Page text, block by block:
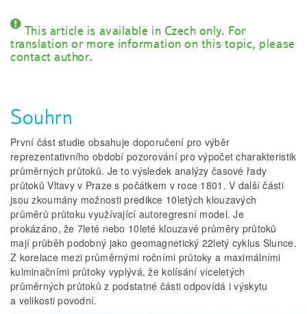
This article is available in Czech only. For
translation or more information on this topic, please
contact author.
Souhrn
První část studie obsahuje doporučení pro výběr
reprezentativního období pozorování pro výpočet charakteristik
průměrných průtoků. Je to výsledek analýzy časové řady
průtoků Vltavy v Praze s počátkem v roce 1801. V další části
jsou zkoumány možnosti predikce 10letých klouzavých
průměrů průtoku využívající autoregresní model. Je
prokázáno, že 7leté nebo 10leté klouzavé průměry průtoků
mají průběh podobný jako geomagnetický 22letý cyklus Slunce.
Z korelace mezi průměrnými ročními průtoky a maximálními
kulminačními průtoky vyplývá, že kolísání víceletých
průměrných průtoků z podstatné části odpovídá i výskytu
a velikosti povodní.